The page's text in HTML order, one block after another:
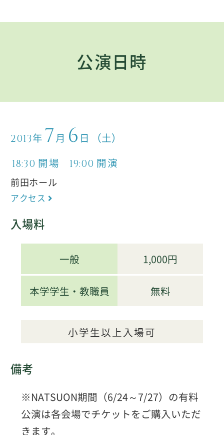
公演日時
2013年 7 月 6 日 （土）
18:30 開場 19:00 開演
前田ホール
アクセス
入場料
一般 1,000円
本学学生・教職員 無料
小学生以上入場可
備考
※NATSUON期間（6/24～7/27）の有料
公演は各会場でチケットをご購入いただ
きます。